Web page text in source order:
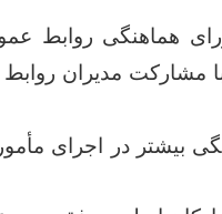
هماهنگی روابط
غدیر استانداری گیلان و با مشارکت
بیشتر در اجرای